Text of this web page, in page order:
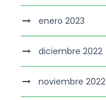
enero 2023
diciembre 2022
noviembre 2022